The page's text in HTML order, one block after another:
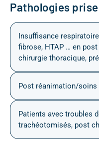
Pathologies
Insuffisance
fibrose, HTAP … en
chirurgie thoracique,
Post réanimation/
Patients avec troubles
trachéotomisés, post